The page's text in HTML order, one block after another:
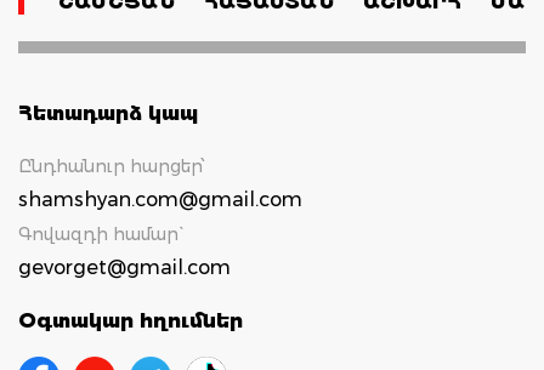
Հետադարձ կապ
Ընդհանուր հարցեր՝
shamshyan.com@gmail.com
Գովազդի համար`
gevorget@gmail.com
Օգտակար հղումներ